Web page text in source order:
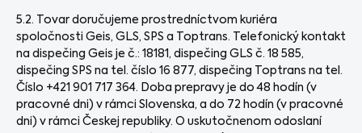
5.2. Tovar doručujeme prostredníctvom kuriéra
spoločnosti Geis, GLS, SPS a Toptrans. Telefonický kontakt
na dispečing Geis je č.: 18181, dispečing GLS č. 18 585,
dispečing SPS na tel. číslo 16 877, dispečing Toptrans na tel.
Číslo +421 901 717 364. Doba prepravy je do 48 hodín (v
pracovné dni) v rámci Slovenska, a do 72 hodín (v pracovné
dni) v rámci Českej republiky. O uskutočnenom odoslaní